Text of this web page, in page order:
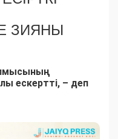
ЗИЯНЫ
ескертті, – деп